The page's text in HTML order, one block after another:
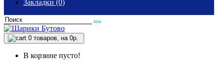
Закладки (0)
0 товаров, на 0р.
В корзине пусто!